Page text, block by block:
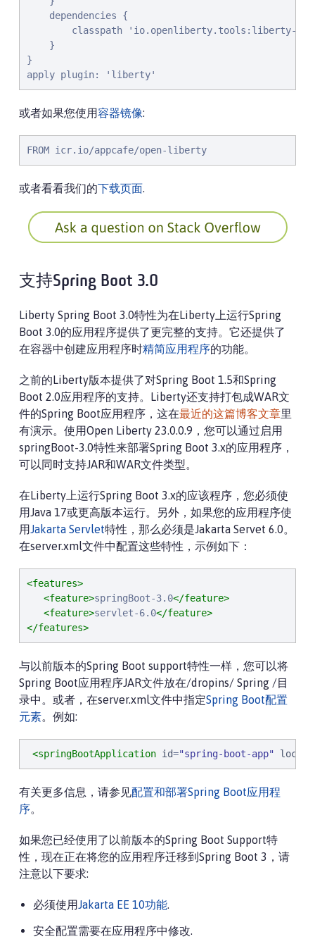
    dependencies {
classpath 'io.openliberty.tools:liberty-
    }
}
apply plugin: 'liberty'
或者如果您使用容器镜像:
FROM icr.io/appcafe/open-liberty
或者看看我们的下载页面.
支持Spring Boot 3.0
Liberty Spring Boot 3.0特性为在Liberty上运行Spring
Boot 3.0的应用程序提供了更完整的支持。它还提供了
在容器中创建应用程序时精简应用程序的功能。
之前的Liberty版本提供了对Spring Boot 1.5和Spring
Boot 2.0应用程序的支持。Liberty还支持打包成WAR文
件的Spring Boot应用程序，这在最近的这篇博客文章里
有演示。使用Open Liberty 23.0.0.9，您可以通过启用
springBoot-3.0特性来部署Spring Boot 3.x的应用程序，
可以同时支持JAR和WAR文件类型。
在Liberty上运行Spring Boot 3.x的应该程序，您必须使
用Java 17或更高版本运行。另外，如果您的应用程序使
用Jakarta Servlet特性，那么必须是Jakarta Servet 6.0。
在server.xml文件中配置这些特性，示例如下：
<features>
<feature>springBoot-3.0</feature>
<feature>servlet-6.0</feature>
</features>
与以前版本的Spring Boot support特性一样，您可以将
Spring Boot应用程序JAR文件放在/dropins/ Spring /目
录中。或者，在server.xml文件中指定Spring Boot配置
元素。例如:
<springBootApplication id="spring-boot-app"
有关更多信息，请参见配置和部署Spring Boot应用程
序。
如果您已经使用了以前版本的Spring Boot Support特
性，现在正在将您的应用程序迁移到Spring Boot 3，请
注意以下要求:
必须使用Jakarta EE 10功能.
安全配置需要在应用程序中修改.